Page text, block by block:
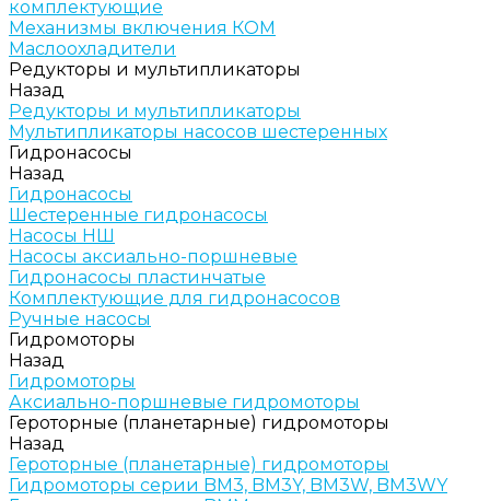
комплектующие
Механизмы включения КОМ
Маслоохладители
Редукторы и мультипликаторы
Назад
Редукторы и мультипликаторы
Мультипликаторы насосов шестеренных
Гидронасосы
Назад
Гидронасосы
Шестеренные гидронасосы
Насосы НШ
Насосы аксиально-поршневые
Гидронасосы пластинчатые
Комплектующие для гидронасосов
Ручные насосы
Гидромоторы
Назад
Гидромоторы
Аксиально-поршневые гидромоторы
Героторные (планетарные) гидромоторы
Назад
Героторные (планетарные) гидромоторы
Гидромоторы серии BM3, BM3Y, BM3W, BM3WY